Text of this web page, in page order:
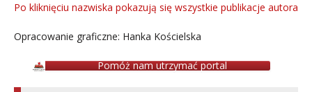
Po kliknięciu nazwiska pokazują się wszystkie publikacje autora
Opracowanie graficzne: Hanka Kościelska
Pomóż nam utrzymać portal